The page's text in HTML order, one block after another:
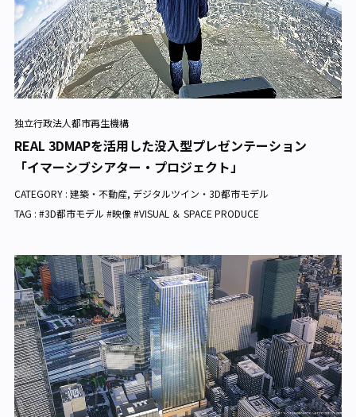
独立行政法人都市再生機構
REAL 3DMAPを活用した没入型プレゼンテーション
「イマーシブシアター・プロジェクト」
CATEGORY : 建築・不動産, デジタルツイン・3D都市モデル
TAG : #3D都市モデル #映像 #VISUAL ＆ SPACE PRODUCE